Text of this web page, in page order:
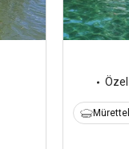
Özel